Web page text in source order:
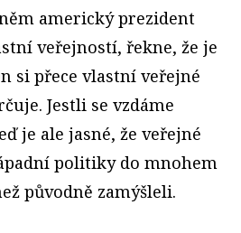
americký prezident
veřejností, řekne, že je
si přece vlastní veřejné
Jestli se vzdáme
je ale jasné, že veřejné
politiky do mnohem
původně zamýšleli.